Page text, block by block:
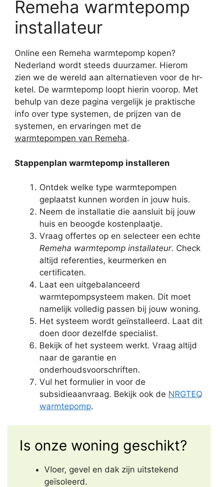
Remeha warmtepomp
installateur
Online een Remeha warmtepomp kopen?
Nederland wordt steeds duurzamer. Hierom
zien we de wereld aan alternatieven voor de hr-
ketel. De warmtepomp loopt hierin voorop. Met
behulp van deze pagina vergelijk je praktische
info over type systemen, de prijzen van de
systemen, en ervaringen met de
warmtepompen van Remeha.
Stappenplan warmtepomp installeren
Ontdek welke type warmtepompen
geplaatst kunnen worden in jouw huis.
Neem de installatie die aansluit bij jouw
huis en beoogde kostenplaatje.
Vraag offertes op en selecteer een echte
Remeha warmtepomp installateur. Check
altijd referenties, keurmerken en
certificaten.
Laat een uitgebalanceerd
warmtepompsysteem maken. Dit moet
namelijk volledig passen bij jouw woning.
Het systeem wordt geïnstalleerd. Laat dit
doen door dezelfde specialist.
Bekijk of het systeem werkt. Vraag altijd
naar de garantie en
onderhoudsvoorschriften.
Vul het formulier in voor de
subsidieaanvraag. Bekijk ook de NRGTEQ
warmtepomp.
Is onze woning geschikt?
Vloer, gevel en dak zijn uitstekend
geïsoleerd.